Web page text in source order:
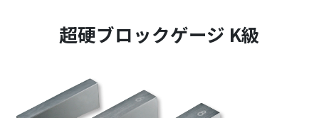
超硬ブロックゲージ K級